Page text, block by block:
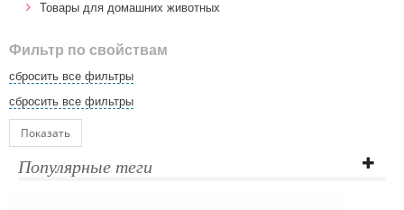
Товары для домашних животных
Фильтр по свойствам
сбросить все фильтры
сбросить все фильтры
Показать
Популярные теги